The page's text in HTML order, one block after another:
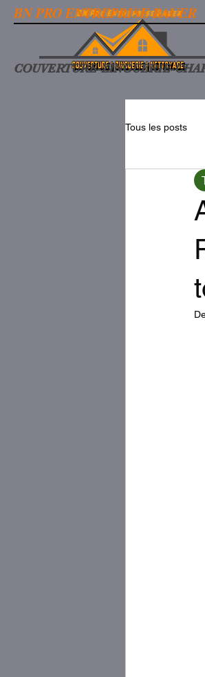
COUVERTURE-ZINGUERIE-
BN PRO ENTREPRISE BAUER
Tous les posts